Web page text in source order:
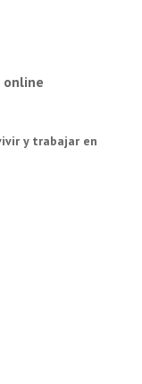
online
y trabajar en